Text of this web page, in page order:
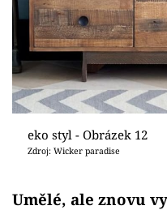
eko styl - Obrázek 12
Zdroj: Wicker paradise
Umělé, ale znovu